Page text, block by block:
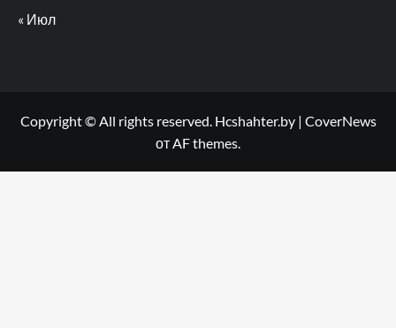
« Июл
Copyright © All rights reserved. Hcshahter.by | CoverNews
от AF themes.